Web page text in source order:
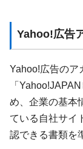
Yahoo!広告
Yahoo!広告のア
「
め、企業の基本
ている自社サイ
認できる書類を